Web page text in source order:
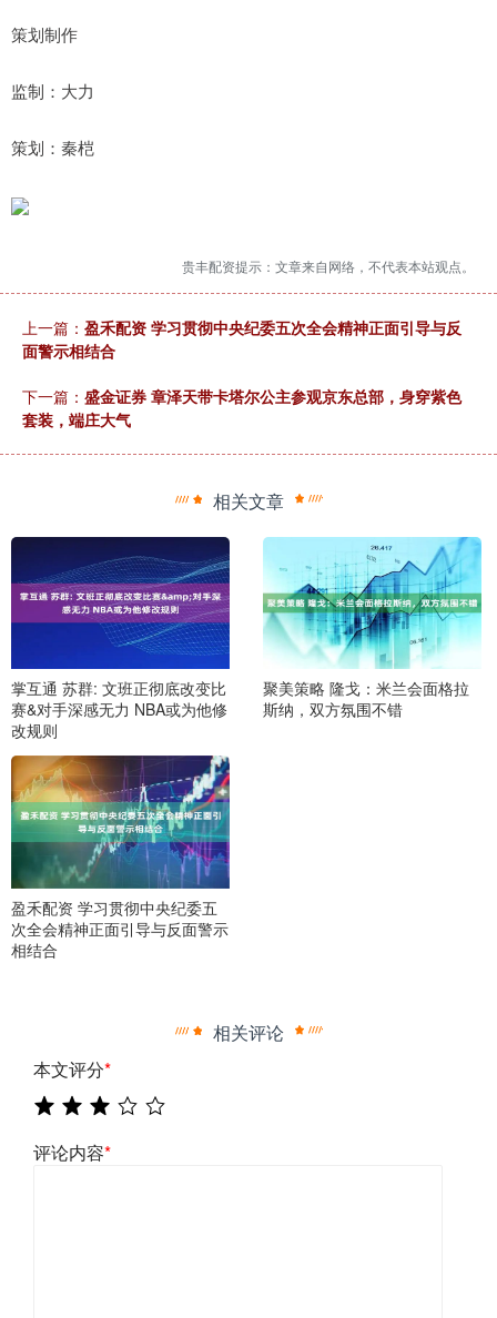
策划制作
监制：大力
策划：秦桤
贵丰配资提示：文章来自网络，不代表本站观点。
上一篇： 盈禾配资 学习贯彻中央纪委五次全会精神正面引导与反
面警示相结合
下一篇： 盛金证券 章泽天带卡塔尔公主参观京东总部，身穿紫色
套装，端庄大气
相关文章
掌互通 苏群: 文班正彻底改变比
赛&对手深感无力 NBA或为他修
改规则
聚美策略 隆戈：米兰会面格拉
斯纳，双方氛围不错
盈禾配资 学习贯彻中央纪委五
次全会精神正面引导与反面警示
相结合
相关评论
本文评分*
评论内容*